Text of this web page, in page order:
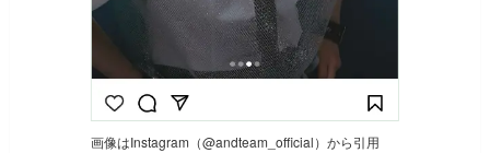
画像はInstagram（@andteam_official）から引用